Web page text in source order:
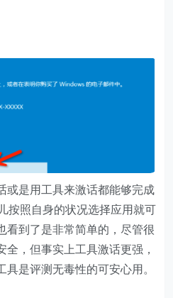
或是用工具来激话都能够完成
按照自身的状况选择应用就可
看到了是非常简单的，尽管很
全，但事实上工具激话更强，
是评测无毒性的可安心用。